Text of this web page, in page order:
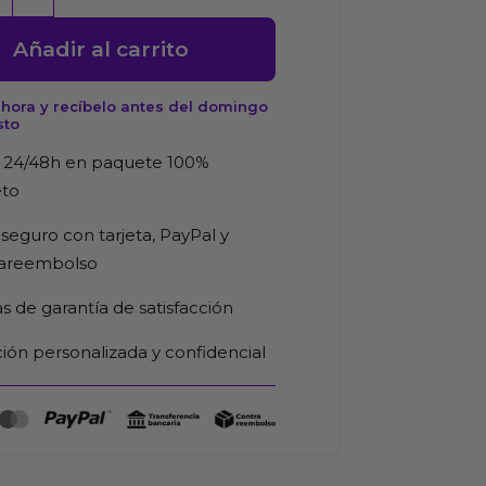
Añadir al carrito
y recíbelo antes del domingo
24/48h en paquete 100%
con tarjeta, PayPal y
de garantía de satisfacción
personalizada y confidencial